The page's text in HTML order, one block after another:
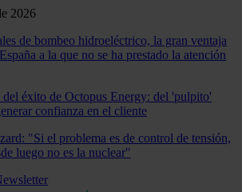
2026
de bombeo hidroeléctrico, la gran ventaja
a la que no se ha prestado la atención
del éxito de Octopus Energy: del 'pulpito'
confianza en el cliente
"Si el problema es de control de tensión,
luego no es la nuclear"